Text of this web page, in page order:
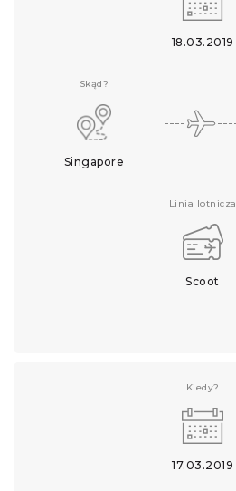
18.03.2019
Skąd?
Singapore
Linia lotnicza
Scoot
Kiedy?
17.03.2019